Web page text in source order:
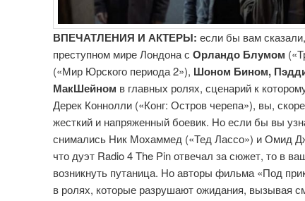
ВПЕЧАТЛЕНИЯ И АКТЕРЫ: если бы вам
преступном мире Лондона сОрландо Блумом
(«Мир Юрского периода 2»), Шоном Бином,
МакШейном в главных ролях, сценарий к
Дерек Коннолли («Конг: Остров черепа»), вы,
жесткий и напряженный боевик. Но если бы вы
снимались Ник Мохаммед («Тед Лассо») и Омид
что дуэт Radio 4 The Pin отвечал за сюжет, то в
возникнуть путаница. Но авторы фильма «Под
в ролях, которые разрушают ожидания, вызывая